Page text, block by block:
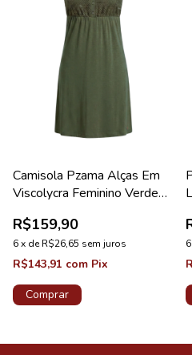
Camisola Pzama Alças Em
Viscolycra Feminino Verde
R$159,90
6x deR$26,65 sem juros
R$143,91 com Pix
Comprar
6